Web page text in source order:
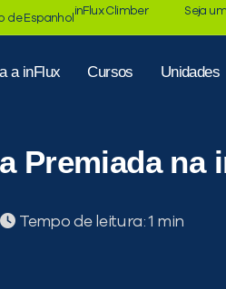
de Espanhol
inFlux Climber Seja
a inFlux Cursos Unidades
Premiada na
Tempo de leitura: